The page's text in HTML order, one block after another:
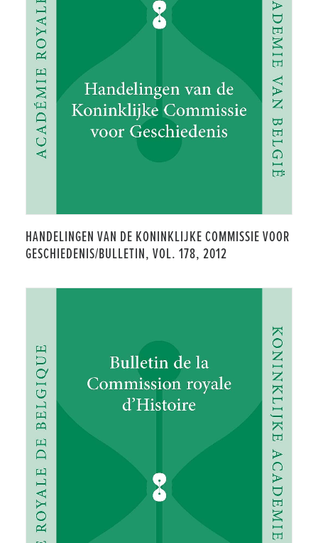
HANDELINGEN VAN DE KONINKLIJKE COMMISSIE VOOR
GESCHIEDENIS/BULLETIN, VOL. 178, 2012